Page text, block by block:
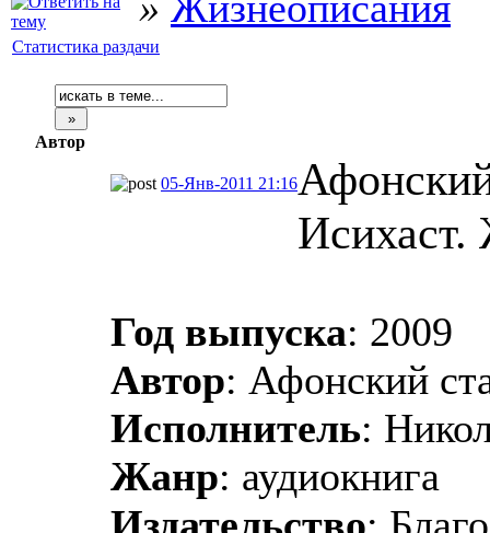
Статистика раздачи
Автор
05-Янв-2011 21:16
Год выпуска: 2009
Автор: Афонский
Исполнитель:
Жанр: аудиокнига